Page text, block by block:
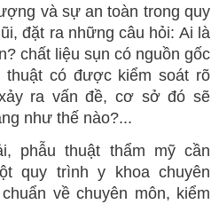
và sự an toàn trong quy
đặt ra những câu hỏi: Ai là
chất liệu sụn có nguồn gốc
thuật có được kiểm soát rõ
ra vấn đề, cơ sở đó sẽ
như thế nào?...
phẫu thuật thẩm mỹ cần
quy trình y khoa chuyên
về chuyên môn, kiểm